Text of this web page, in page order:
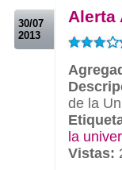
30/07
2013
Alerta
de la
la
Vistas: